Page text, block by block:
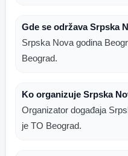
Gde se održava Srpska
Srpska Nova godina
Beograd.
Ko organizuje Srpska
Organizator događaja
je TO Beograd.